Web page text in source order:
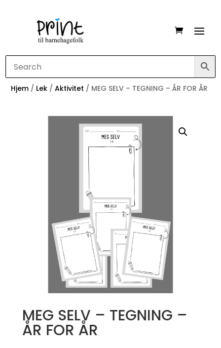
Hjem / Lek /Aktivitet / MEG SELV – TEGNING – ÅR FOR ÅR
MEG SELV – TEGNING –
ÅR FOR ÅR